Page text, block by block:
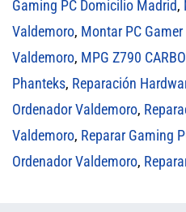
Gaming PC Domicilio Madrid,
Valdemoro, Montar PC
Valdemoro, MPG Z790
Phanteks, Reparación
Ordenador Valdemoro,
Valdemoro, Reparar Gaming
Ordenador Valdemoro,